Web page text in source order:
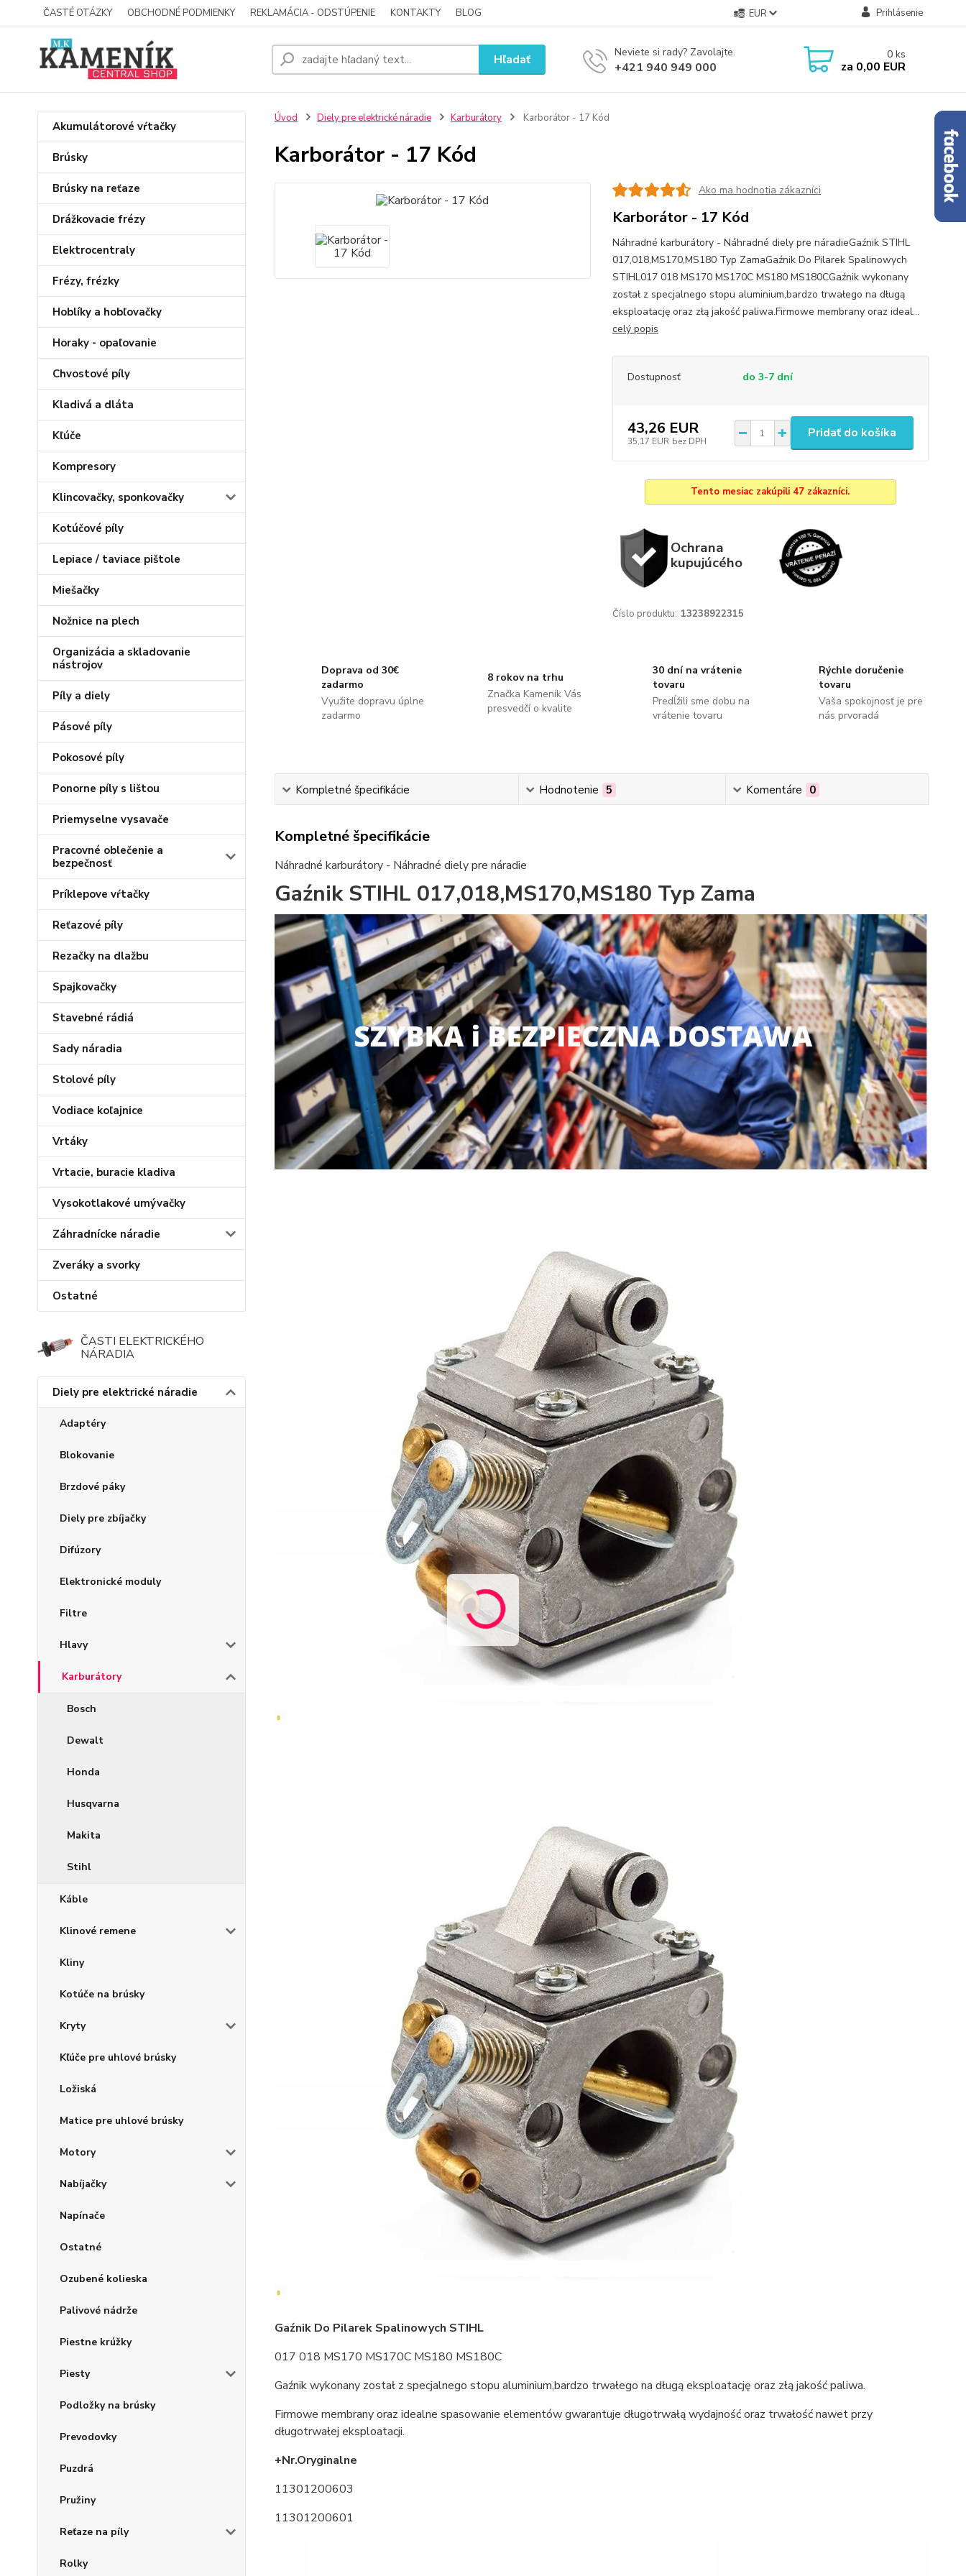
ČASTÉ OTÁZKY OBCHODNÉ PODMIENKY REKLAMÁCIA - ODSTÚPENIE KONTAKTY BLOG EUR Prihlásenie
Hľadať Neviete si rady? Zavolajte.
+421 940 949 000
0 ks
za 0,00 EUR
Akumulátorové vŕtačky
Brúsky
Brúsky na reťaze
Drážkovacie frézy
Elektrocentraly
Frézy, frézky
Hoblíky a hobľovačky
Horaky - opaľovanie
Chvostové píly
Kladivá a dláta
Kľúče
Kompresory
Klincovačky, sponkovačky
Kotúčové píly
Lepiace / taviace pištole
Miešačky
Nožnice na plech
Organizácia a skladovanie
nástrojov
Píly a diely
Pásové píly
Pokosové píly
Ponorne píly s lištou
Priemyselne vysavače
Pracovné oblečenie a
bezpečnosť
Príklepove vŕtačky
Reťazové píly
Rezačky na dlažbu
Spajkovačky
Stavebné rádiá
Sady náradia
Stolové píly
Vodiace koľajnice
Vrtáky
Vrtacie, buracie kladiva
Vysokotlakové umývačky
Záhradnícke náradie
Zveráky a svorky
Ostatné
ČASTI ELEKTRICKÉHO
NÁRADIA
Diely pre elektrické náradie
Adaptéry
Blokovanie
Brzdové páky
Diely pre zbíjačky
Difúzory
Elektronické moduly
Filtre
Hlavy
Karburátory
Bosch
Dewalt
Honda
Husqvarna
Makita
Stihl
Káble
Klinové remene
Kliny
Kotúče na brúsky
Kryty
Kľúče pre uhlové brúsky
Ložiská
Matice pre uhlové brúsky
Motory
Nabíjačky
Napínače
Ostatné
Ozubené kolieska
Palivové nádrže
Piestne krúžky
Piesty
Podložky na brúsky
Prevodovky
Puzdrá
Pružiny
Reťaze na píly
Rolky
Úvod Diely pre elektrické náradie Karburátory Karborátor - 17 Kód
Karborátor - 17 Kód
Ako ma hodnotia zákazníci
Karborátor - 17 Kód
Náhradné karburátory - Náhradné diely pre náradieGaźnik STIHL
017,018,MS170,MS180 Typ ZamaGaźnik Do Pilarek Spalinowych
STIHL017 018 MS170 MS170C MS180 MS180CGaźnik wykonany
został z specjalnego stopu aluminium,bardzo trwałego na długą
eksploatację oraz złą jakość paliwa.Firmowe membrany oraz ideal...
celý popis
Dostupnosť do 3-7 dní
43,26 EUR
35,17 EUR bez DPH
Pridať do košíka
Tento mesiac zakúpili 47 zákazníci.
Ochrana
kupujúcého
Číslo produktu: 13238922315
Doprava od 30€
zadarmo
Využite dopravu úplne
zadarmo
8 rokov na trhu
Značka Kameník Vás
presvedčí o kvalite
30 dní na vrátenie
tovaru
Predĺžili sme dobu na
vrátenie tovaru
Rýchle doručenie
tovaru
Vaša spokojnosť je pre
nás prvoradá
Kompletné špecifikácie Hodnotenie 5 Komentáre 0
Kompletné špecifikácie
Náhradné karburátory - Náhradné diely pre náradie
Gaźnik STIHL 017,018,MS170,MS180 Typ Zama
Gaźnik Do Pilarek Spalinowych STIHL
017 018 MS170 MS170C MS180 MS180C
Gaźnik wykonany został z specjalnego stopu aluminium,bardzo trwałego na długą eksploatację oraz złą jakość paliwa.
Firmowe membrany oraz idealne spasowanie elementów gwarantuje długotrwałą wydajność oraz trwałość nawet przy
długotrwałej eksploatacji.
+Nr.Oryginalne
11301200603
11301200601